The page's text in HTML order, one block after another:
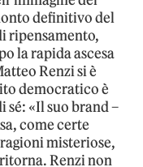
definitivo del
ripensamento,
la rapida ascesa
Renzi si è
democratico è
«Il suo brand –
come certe
misteriose,
Renzi non